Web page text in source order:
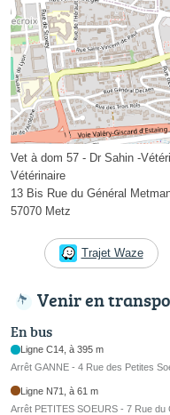
Vet à dom 57 - Dr Sahin -
Vétérinaire
13 Bis Rue du Général
57070 Metz
Trajet Waze
Venir en
En bus
Ligne C14, à 395 m
Arrêt GANNE - 4 Rue des Petites
Ligne N71, à 61 m
Arrêt PETITES SOEURS - 7 Rue du